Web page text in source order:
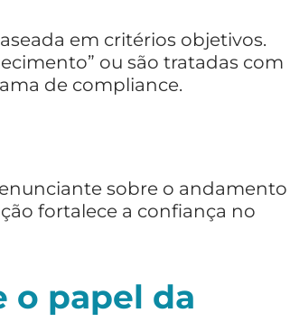
em critérios objetivos.
ou são tratadas com
de compliance.
sobre o andamento
fortalece a confiança no
papel da